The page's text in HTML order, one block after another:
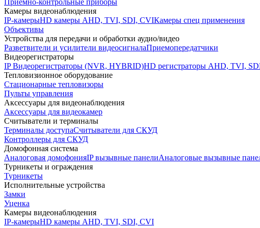
Приемно-контрольные приборы
Камеры видеонаблюдения
IP-камерыHD камеры AHD, TVI, SDI, CVIКамеры спец применения
Объективы
Устройства для передачи и обработки аудио/видео
Разветвители и усилители видеосигналаПриемопередатчики
Видеорегистраторы
IP Видеорегистраторы (NVR, HYBRID)HD регистраторы AHD, TVI,
Тепловизионное оборудование
Стационарные тепловизоры
Пульты управления
Аксессуары для видеонаблюдения
Аксессуары для видеокамер
Считыватели и терминалы
Терминалы доступаСчитыватели для СКУД
Контроллеры для СКУД
Домофонная система
Аналоговая домофонияIP вызывные панелиАналоговые вызывные
Турникеты и ограждения
Турникеты
Исполнительные устройства
Замки
Уценка
Камеры видеонаблюдения
IP-камерыHD камеры AHD, TVI, SDI, CVI